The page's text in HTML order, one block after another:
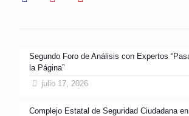
Segundo Foro de Análisis con Expertos
la Página”
julio 17, 2026
Complejo Estatal de Seguridad Ciudadana en